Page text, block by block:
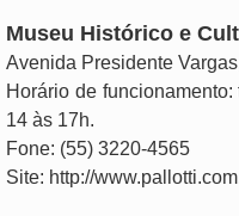
Museu Histórico e
Avenida Presidente
Horário de
14 às 17h.
Fone: (55) 3220-4565
Site: http://